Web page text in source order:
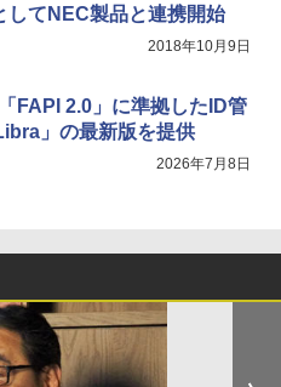
してNEC製品と連携開始
2018年10月9日
FAPI 2.0」に準拠したID管
」の最新版を提供
2026年7月8日